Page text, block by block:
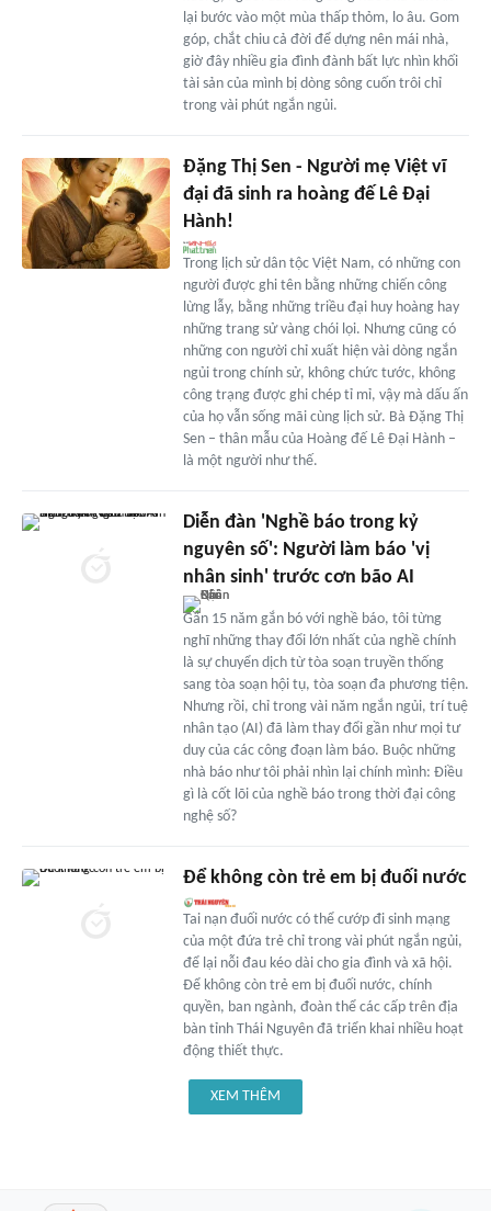
lại bước vào một mùa thấp thỏm, lo âu. Gom
góp, chắt chiu cả đời để dựng nên mái nhà,
giờ đây nhiều gia đình đành bất lực nhìn khối
tài sản của mình bị dòng sông cuốn trôi chỉ
trong vài phút ngắn ngủi.
Đặng Thị Sen - Người mẹ Việt vĩ
đại đã sinh ra hoàng đế Lê Đại
Hành!
Trong lịch sử dân tộc Việt Nam, có những con
người được ghi tên bằng những chiến công
lừng lẫy, bằng những triều đại huy hoàng hay
những trang sử vàng chói lọi. Nhưng cũng có
những con người chỉ xuất hiện vài dòng ngắn
ngủi trong chính sử, không chức tước, không
công trạng được ghi chép tỉ mỉ, vậy mà dấu ấn
của họ vẫn sống mãi cùng lịch sử. Bà Đặng Thị
Sen – thân mẫu của Hoàng đế Lê Đại Hành –
là một người như thế.
Diễn đàn 'Nghề báo trong kỷ
nguyên số': Người làm báo 'vị
nhân sinh' trước cơn bão AI
Gần 15 năm gắn bó với nghề báo, tôi từng
nghĩ những thay đổi lớn nhất của nghề chính
là sự chuyển dịch từ tòa soạn truyền thống
sang tòa soạn hội tụ, tòa soạn đa phương tiện.
Nhưng rồi, chỉ trong vài năm ngắn ngủi, trí tuệ
nhân tạo (AI) đã làm thay đổi gần như mọi tư
duy của các công đoạn làm báo. Buộc những
nhà báo như tôi phải nhìn lại chính mình: Điều
gì là cốt lõi của nghề báo trong thời đại công
nghệ số?
Để không còn trẻ em bị đuối nước
Tai nạn đuối nước có thể cướp đi sinh mạng
của một đứa trẻ chỉ trong vài phút ngắn ngủi,
để lại nỗi đau kéo dài cho gia đình và xã hội.
Để không còn trẻ em bị đuối nước, chính
quyền, ban ngành, đoàn thể các cấp trên địa
bàn tỉnh Thái Nguyên đã triển khai nhiều hoạt
động thiết thực.
XEM THÊM